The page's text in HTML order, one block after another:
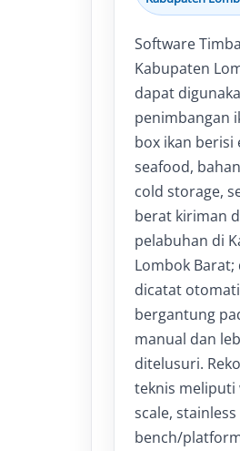
Software
Kabupaten
dapat
penimbangan
box ikan berisi
seafood,
cold storage,
berat kiriman
pelabuhan di
Lombok
dicatat
bergantung
manual dan
ditelusuri.
teknis
scale,
bench/